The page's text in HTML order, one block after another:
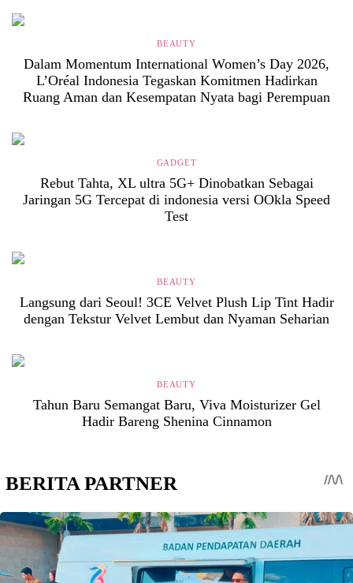
BEAUTY
Dalam Momentum International Women’s Day 2026,
L’Oréal Indonesia Tegaskan Komitmen Hadirkan
Ruang Aman dan Kesempatan Nyata bagi Perempuan
GADGET
Rebut Tahta, XL ultra 5G+ Dinobatkan Sebagai
Jaringan 5G Tercepat di indonesia versi OOkla Speed
Test
BEAUTY
Langsung dari Seoul! 3CE Velvet Plush Lip Tint Hadir
dengan Tekstur Velvet Lembut dan Nyaman Seharian
BEAUTY
Tahun Baru Semangat Baru, Viva Moisturizer Gel
Hadir Bareng Shenina Cinnamon